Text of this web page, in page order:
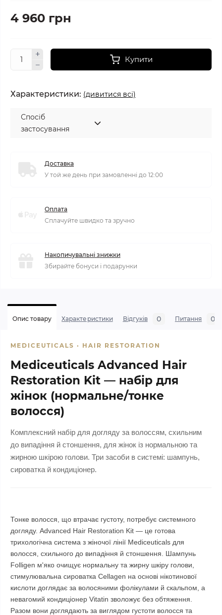
4 960 грн
Купити
Характеристики: (дивитися всі)
Спосіб
застосування
Доставка
У той же день при замовленні до 12:00
Оплата
Сплачуйте швидко та зручно
Накопичувальні знижки
Збирайте бонуси і подарунки
Опис товару Характеристики Відгуків 0 Питання 0
MEDICEUTICALS · HAIR RESTORATION
Mediceuticals Advanced Hair
Restoration Kit — набір для
жінок (нормальне/тонке
волосся)
Комплексний набір для догляду за волоссям, схильним
до випадіння й стоншення, для жінок із нормальною та
жирною шкірою голови. Три засоби в системі: шампунь,
сироватка й кондиціонер.
Тонке волосся, що втрачає густоту, потребує системного
догляду. Advanced Hair Restoration Kit — це готова
трихологічна система з жіночої лінії Mediceuticals для
волосся, схильного до випадіння й стоншення. Шампунь
Folligen м'яко очищує нормальну та жирну шкіру голови,
стимулювальна сироватка Cellagen на основі нікотинової
кислоти доглядає за волосяними фолікулами й скальпом, а
невагомий кондиціонер Vitatin зволожує без обтяження.
Разом вони доглядають за виглядом густоти волосся та